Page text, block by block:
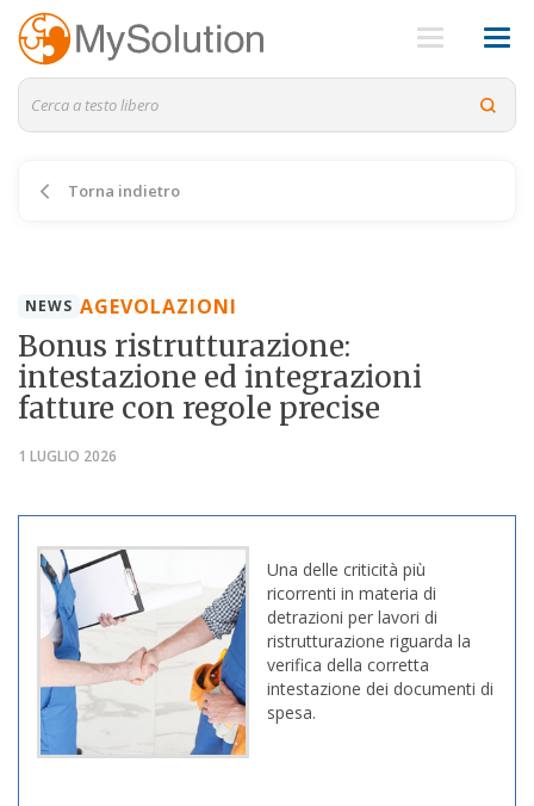
Torna indietro
NEWS AGEVOLAZIONI
Bonus ristrutturazione:
intestazione ed integrazioni
fatture con regole precise
1 LUGLIO 2026
Una delle criticità più
ricorrenti in materia di
detrazioni per lavori di
ristrutturazione riguarda la
verifica della corretta
intestazione dei documenti di
spesa.